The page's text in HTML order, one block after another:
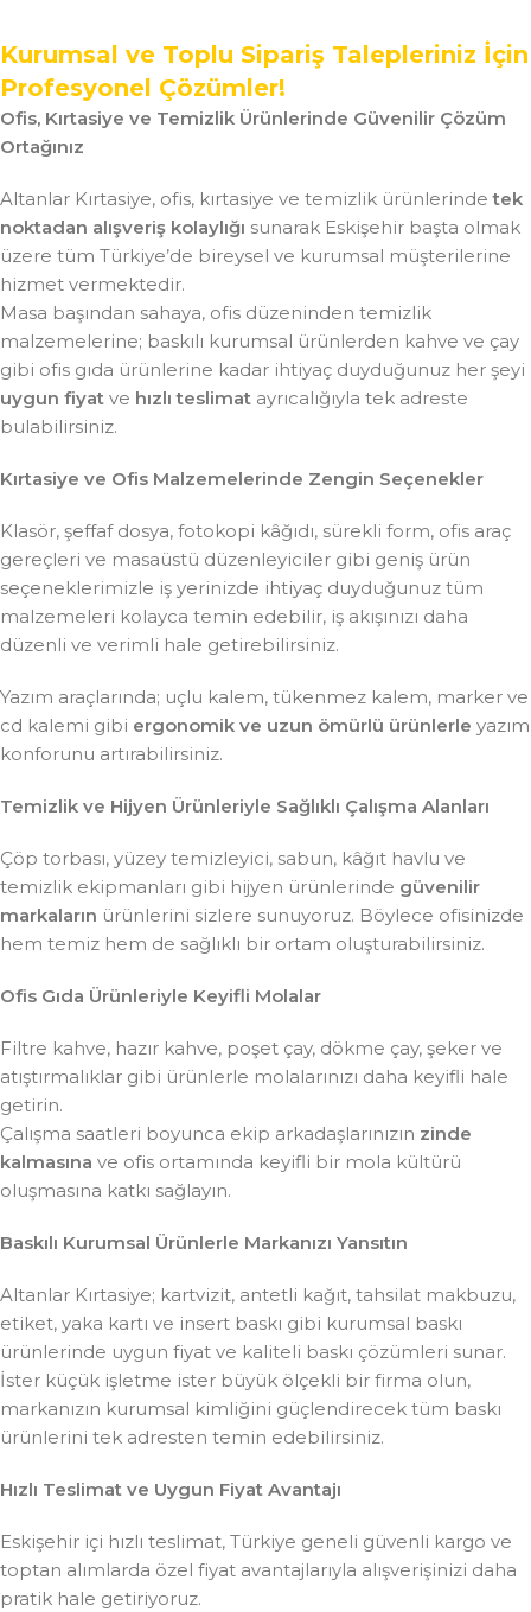
Kurumsal ve Toplu Sipariş Talepleriniz İçin
Profesyonel Çözümler!
Ofis, Kırtasiye ve Temizlik Ürünlerinde Güvenilir Çözüm
Ortağınız
Altanlar Kırtasiye, ofis, kırtasiye ve temizlik ürünlerindetek
noktadan alışveriş kolaylığı sunarak Eskişehir başta olmak
üzere tüm Türkiye’de bireysel ve kurumsal müşterilerine
hizmet vermektedir.
Masa başından sahaya, ofis düzeninden temizlik
malzemelerine; baskılı kurumsal ürünlerden kahve ve çay
gibi ofis gıda ürünlerine kadar ihtiyaç duyduğunuz her şeyi
uygun fiyat ve hızlı teslimat ayrıcalığıyla tek adreste
bulabilirsiniz.
Kırtasiye ve Ofis Malzemelerinde Zengin Seçenekler
Klasör, şeffaf dosya, fotokopi kâğıdı, sürekli form, ofis araç
gereçleri ve masaüstü düzenleyiciler gibi geniş ürün
seçeneklerimizle iş yerinizde ihtiyaç duyduğunuz tüm
malzemeleri kolayca temin edebilir, iş akışınızı daha
düzenli ve verimli hale getirebilirsiniz.
Yazım araçlarında; uçlu kalem, tükenmez kalem, marker ve
cd kalemi gibi ergonomik ve uzun ömürlü ürünlerle yazım
konforunu artırabilirsiniz.
Temizlik ve Hijyen Ürünleriyle Sağlıklı Çalışma Alanları
Çöp torbası, yüzey temizleyici, sabun, kâğıt havlu ve
temizlik ekipmanları gibi hijyen ürünlerinde güvenilir
markaların ürünlerini sizlere sunuyoruz. Böylece ofisinizde
hem temiz hem de sağlıklı bir ortam oluşturabilirsiniz.
Ofis Gıda Ürünleriyle Keyifli Molalar
Filtre kahve, hazır kahve, poşet çay, dökme çay, şeker ve
atıştırmalıklar gibi ürünlerle molalarınızı daha keyifli hale
getirin.
Çalışma saatleri boyunca ekip arkadaşlarınızın zinde
kalmasına ve ofis ortamında keyifli bir mola kültürü
oluşmasına katkı sağlayın.
Baskılı Kurumsal Ürünlerle Markanızı Yansıtın
Altanlar Kırtasiye; kartvizit, antetli kağıt, tahsilat makbuzu,
etiket, yaka kartı ve insert baskı gibi kurumsal baskı
ürünlerinde uygun fiyat ve kaliteli baskı çözümleri sunar.
İster küçük işletme ister büyük ölçekli bir firma olun,
markanızın kurumsal kimliğini güçlendirecek tüm baskı
ürünlerini tek adresten temin edebilirsiniz.
Hızlı Teslimat ve Uygun Fiyat Avantajı
Eskişehir içi hızlı teslimat, Türkiye geneli güvenli kargo ve
toptan alımlarda özel fiyat avantajlarıyla alışverişinizi daha
pratik hale getiriyoruz.